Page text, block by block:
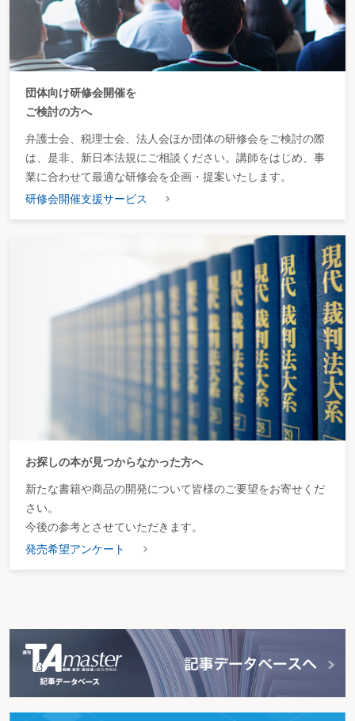
について20％の税率を乗じて贈与税額を算定する。
・ 特定事業用資産についての相続税の課税価格の計算
の特例については、相続時精算課税制度に係る贈与財
産を適用対象に加える。
「住宅取得資金に係る相続時精算課税制度」（仮称）
の特例を創設する。
万円を上乗せし、非課税枠を3,500万円とする。
・ 住宅取得資金に係る相続時精算課税制度に限り、65
歳要件を撤廃する。
・ この特例の適用期限は、平成17年12月末までとす
る。
生命保険に関する権利の法定評価の規定について、所
要の経過措置を講じたうえ廃止、原則として個々の契
約に係る解約返戻金の額を用いて評価することとす
る。
（５） 土地・住宅税制
改正内容
１． 登録免許税
不動産登記に係る不動産価額の特例（土地の課税標
準の２／３減額）を適用期限の到来（平成15年３月31
日まで）をもって廃止する。
上記に併せ、不動産登記に係る登録免許税の税率を
抜本的に改正する（本法）。さらに、平成18年3月31
日までの時限措置（措置法）として、登録免許税の軽
２． 特別土地保有税
平成１５年度以降、当分の間、特別土地保有税の課
税を停止する。
商業地等、事務所・店舗等の税率を3％に引き下げる
（平成18年3月31日までの時限措置）。
土地についての課税標準の特例（1/2）を３年間延長
する。
個人が長期保有する土地の譲渡益課税の税率が26％
（国20％・地方6％）で据え置き。
（６） 金融・証券税制
改正項目
改正内容
団体向け研修会開催を
ご検討の方へ
弁護士会、税理士会、法人会ほか団体の研修会をご検討の際
は、是非、新日本法規にご相談ください。講師をはじめ、事
業に合わせて最適な研修会を企画・提案いたします。
研修会開催支援サービス
お探しの本が見つからなかった方へ
新たな書籍や商品の開発について皆様のご要望をお寄せくだ
さい。
今後の参考とさせていただきます。
発売希望アンケート